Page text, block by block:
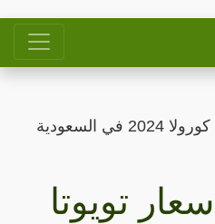
السعودية
تويوتا